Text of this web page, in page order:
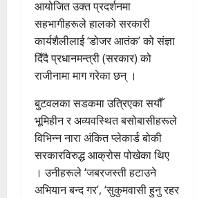
आयोजित उक्त प्रदर्शनमा
सहभागीहरूले हालको सरकारी
कार्यशैलीलाई ‘डोजर आतंक’ को संज्ञा
दिँदै प्रधानमन्त्री (सरकार) को
राजीनामा माग गरेका छन् ।
बुटवलका सडकमा उत्रिएका सयौँ
भूमिहीन र अव्यवस्थित बसोबासीहरूले
विभिन्न नारा अंकित प्लेकार्ड बोकी
सरकारविरुद्ध आक्रोस पोखेका थिए
। उनीहरूले ‘जबरजस्ती हटाउने
अभियान बन्द गर’, ‘सुकुमवासी हुनु रहर